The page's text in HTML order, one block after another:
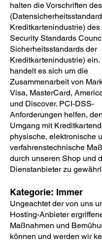
halten die Vorschriften
Kreditkartenindustrie) des
Security Standards
Sicherheitsstandards der
Kreditkartenindustrie) ein.
handelt es sich um die
Zusammenarbeit von
Visa, MasterCard,
und Discover. PCI-DSS-
Anforderungen helfen,
Umgang mit
physische, elektronische
verfahrenstechnische
durch unseren Shop und
Dienstanbieter zu
Kategorie: Immer
Ungeachtet der von uns
Hosting-Anbieter
Maßnahmen und
können und werden wir